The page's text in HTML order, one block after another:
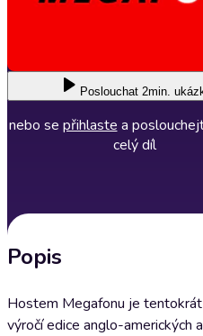
Poslouchat 2min.
nebo se přihlaste a
celý díl
Popis
Hostem Megafonu je
výročí edice anglo-